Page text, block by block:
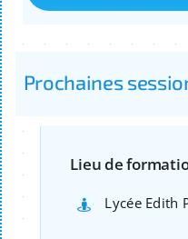
Prochaines
Lieu de
Lycée Edith